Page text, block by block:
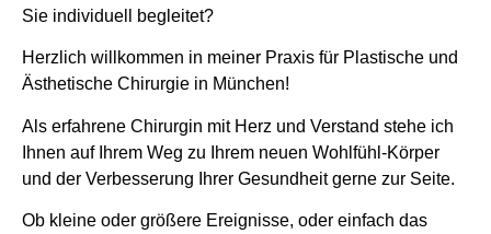
Sie individuell begleitet?
Herzlich willkommen in meiner Praxis für Plastische und
Ästhetische Chirurgie in München!
Als erfahrene Chirurgin mit Herz und Verstand stehe ich
Ihnen auf Ihrem Weg zu Ihrem neuen Wohlfühl-Körper
und der Verbesserung Ihrer Gesundheit gerne zur Seite.
Ob kleine oder größere Ereignisse, oder einfach das